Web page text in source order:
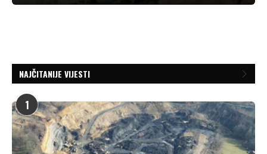
NAJČITANIJE VIJESTI
1